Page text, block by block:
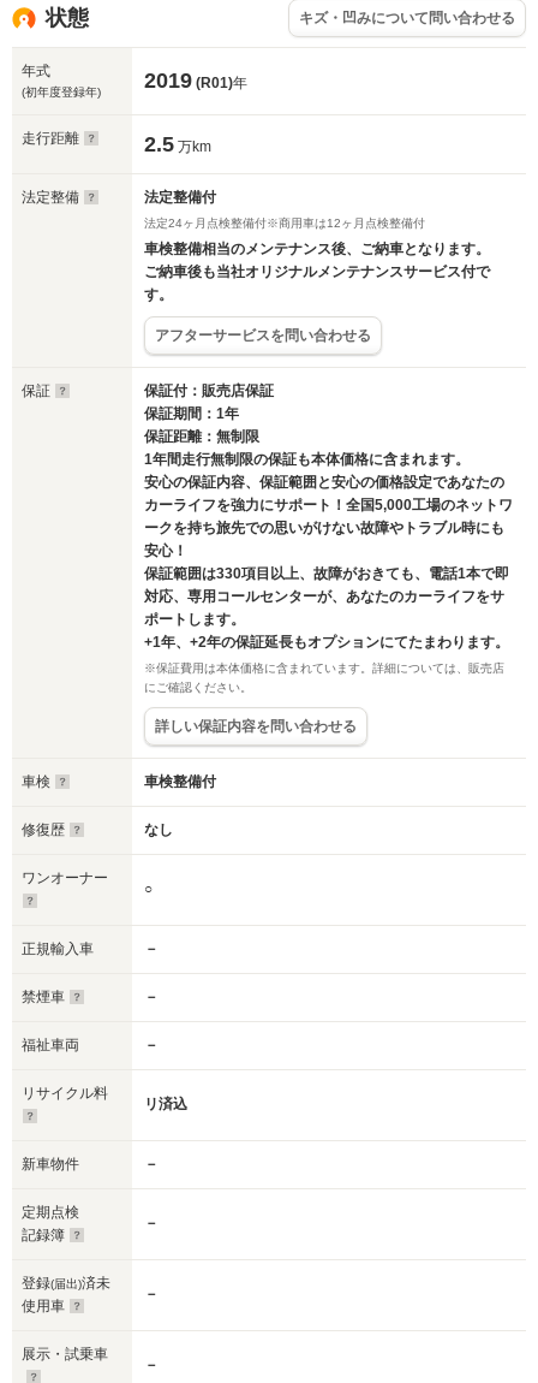
状態 キズ・凹みについて問い合わせる
年式
(初年度登録年) 2019 (R01)年
走行距離 2.5 万km
法定整備 法定整備付
法定24ヶ月点検整備付※商用車は12ヶ月点検整備付
車検整備相当のメンテナンス後、ご納車となります。
ご納車後も当社オリジナルメンテナンスサービス付で
す。
アフターサービスを問い合わせる
保証
保証付：販売店保証
保証期間：1年
保証距離：無制限
1年間走行無制限の保証も本体価格に含まれます。
安心の保証内容、保証範囲と安心の価格設定であなたの
カーライフを強力にサポート！全国5,000工場のネットワ
ークを持ち旅先での思いがけない故障やトラブル時にも
安心！
保証範囲は330項目以上、故障がおきても、電話1本で即
対応、専用コールセンターが、あなたのカーライフをサ
ポートします。
+1年、+2年の保証延長もオプションにてたまわります。
※保証費用は本体価格に含まれています。詳細については、販売店
にご確認ください。
詳しい保証内容を問い合わせる
車検 車検整備付
修復歴 なし
ワンオーナー
○
正規輸入車 －
禁煙車 －
福祉車両 －
リサイクル料
リ済込
新車物件 －
定期点検
記録簿
－
登録(届出)済未
使用車
－
展示・試乗車
－